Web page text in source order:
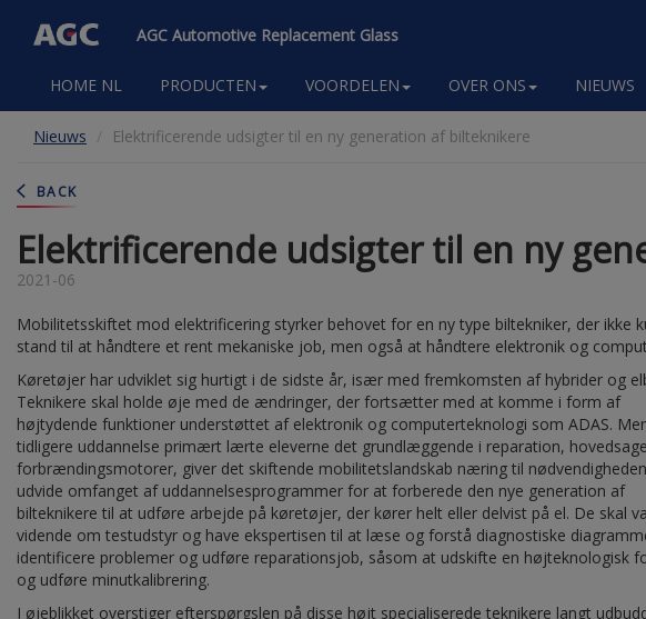
de
inhoud
gaan
AGC Automotive Replacement Glass
Main
navigation
HOME NL PRODUCTEN VOORDELEN OVER ONS NIEUWS
Nieuws Elektrificerende udsigter til en ny generation af bilteknikere
BACK
Elektrificerende udsigter til en ny
2021-06
Mobilitetsskiftet mod elektrificering styrker behovet for en ny type biltekniker, der ikke
stand til at håndtere et rent mekaniske job, men også at håndtere elektronik og
Køretøjer har udviklet sig hurtigt i de sidste år, især med fremkomsten af hybrider og
Teknikere skal holde øje med de ændringer, der fortsætter med at komme i form af
højtydende funktioner understøttet af elektronik og computerteknologi som ADAS.
tidligere uddannelse primært lærte eleverne det grundlæggende i reparation,
forbrændingsmotorer, giver det skiftende mobilitetslandskab næring til
udvide omfanget af uddannelsesprogrammer for at forberede den nye generation af
bilteknikere til at udføre arbejde på køretøjer, der kører helt eller delvist på el. De skal
vidende om testudstyr og have ekspertisen til at læse og forstå diagnostiske
identificere problemer og udføre reparationsjob, såsom at udskifte en højteknologisk
og udføre minutkalibrering.
I øjeblikket overstiger efterspørgslen på disse højt specialiserede teknikere langt